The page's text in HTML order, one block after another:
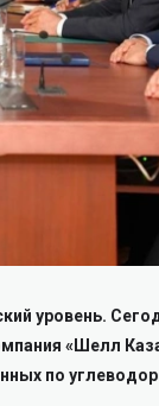
уровень.
«Шелл
по